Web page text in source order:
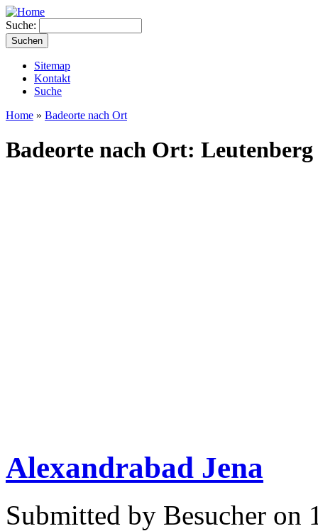
Suche:
Sitemap
Kontakt
Suche
Home » Badeorte nach Ort
Badeorte nach Ort: Leutenberg
Alexandrabad Jena
Submitted by Besucher on